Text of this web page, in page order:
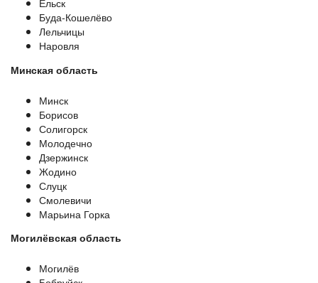
Буда-Кошелёво
Лельчицы
Наровля
Минская область
Минск
Борисов
Солигорск
Молодечно
Дзержинск
Жодино
Слуцк
Смолевичи
Марьина Горка
Могилёвская область
Могилёв